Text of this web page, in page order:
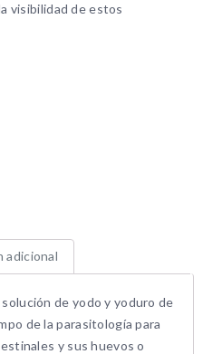
visibilidad de estos
adicional
de yodo y yoduro de
de la parasitología para
y sus huevos o